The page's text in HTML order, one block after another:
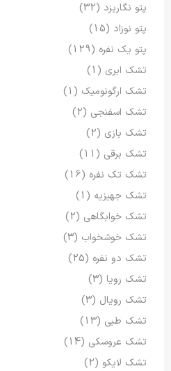
پتو نگاریزد (32)
پتو نوزاد (15)
پتو یک نفره (129)
تشک ابری (1)
تشک ارگونومیک (1)
تشک اسفنجی (2)
تشک بازی (2)
تشک برقی (11)
تشک تک نفره (16)
تشک جهیزیه (1)
تشک خوابگاهی (2)
تشک خوشخواب (3)
تشک دو نفره (25)
تشک رویا (3)
تشک رویال (3)
تشک طبی (13)
تشک عروسکی (14)
تشک لایکو (2)